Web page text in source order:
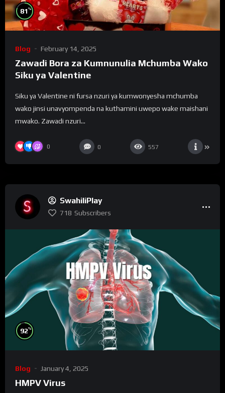
81 %
Blog February 14, 2025
Zawadi Bora za Kumnunulia Mchumba Wako
Siku ya Valentine
Siku ya Valentine ni fursa nzuri ya kumwonyesha mchumba
wako jinsi unavyompenda na kuthamini uwepo wake maishani
mwako. Zawadi nzuri...
0 0 557
SwahiliPlay
718 Subscribers
92%
Blog January 4, 2025
HMPV Virus